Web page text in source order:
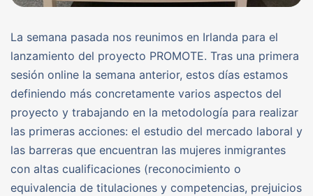
La semana pasada nos reunimos en Irlanda para el
lanzamiento del proyecto PROMOTE. Tras una primera
sesión online la semana anterior, estos días estamos
definiendo más concretamente varios aspectos del
proyecto y trabajando en la metodología para realizar
las primeras acciones: el estudio del mercado laboral y
las barreras que encuentran las mujeres inmigrantes
con altas cualificaciones (reconocimiento o
equivalencia de titulaciones y competencias, prejuicios